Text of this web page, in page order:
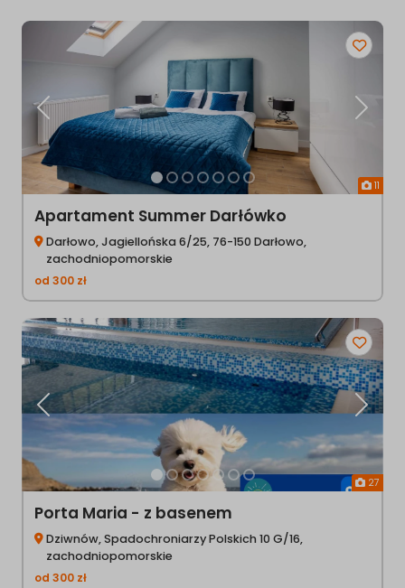
11
Poprzednia
Apartament Summer Darłówko
Darłowo, Jagiellońska 6/25, 76-150 Darłowo,
zachodniopomorskie
od 300 zł
27
Poprzednia
Porta Maria - z basenem
Dziwnów, Spadochroniarzy Polskich 10 G/16,
zachodniopomorskie
od 300 zł